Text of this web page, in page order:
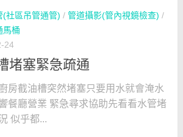
(社區吊管通管) / 管道攝影(管內視鏡檢查) /
馬桶
24
堵塞緊急疏通
房截油槽突然堵塞只要用水就會淹水
餐廳營業 緊急尋求協助先看看水管堵
似乎都...